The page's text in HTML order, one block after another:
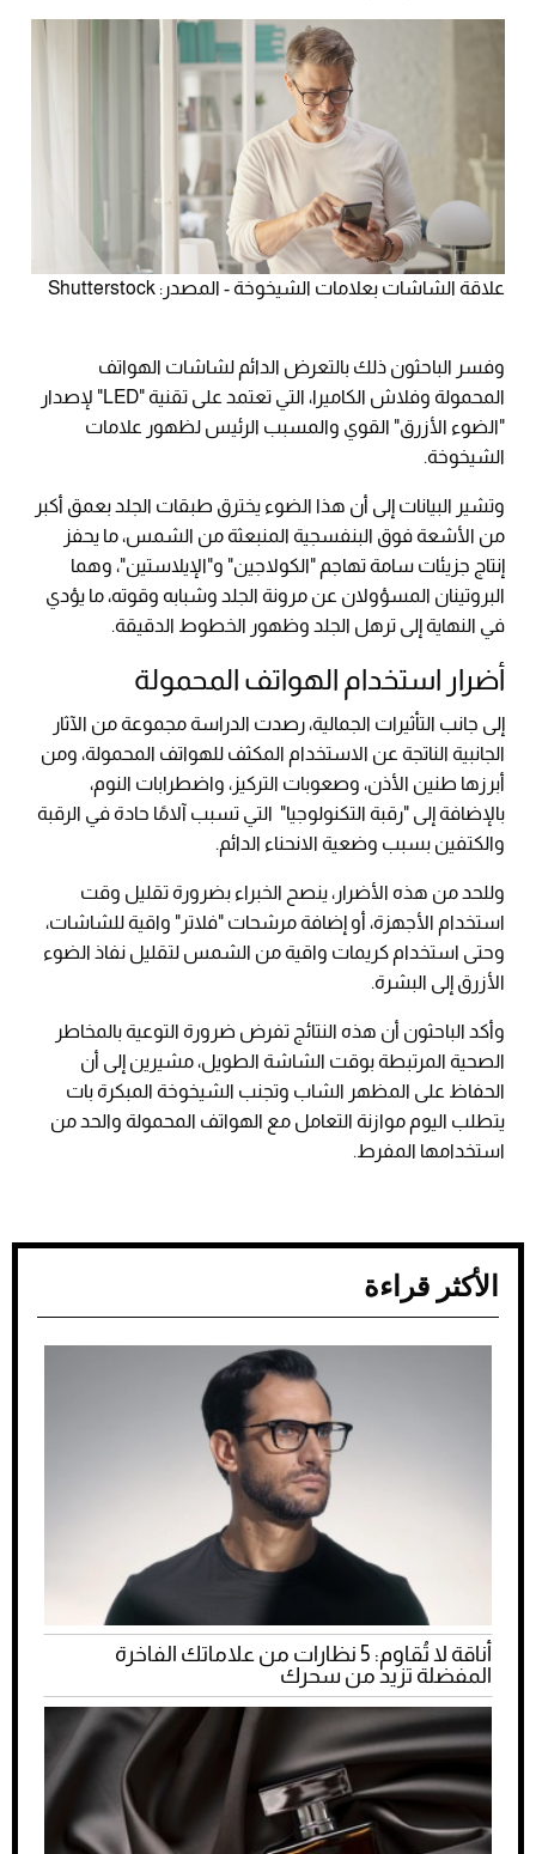
علاقة الشاشات بعلامات الشيخوخة - المصدر: Shutterstock
وفسر الباحثون ذلك بالتعرض الدائم لشاشات الهواتف
المحمولة وفلاش الكاميرا، التي تعتمد على تقنية "LED" لإصدار
"الضوء الأزرق" القوي والمسبب الرئيس لظهور علامات
الشيخوخة.
وتشير البيانات إلى أن هذا الضوء يخترق طبقات الجلد بعمق أكبر
من الأشعة فوق البنفسجية المنبعثة من الشمس، ما يحفز
إنتاج جزيئات سامة تهاجم "الكولاجين" و"الإيلاستين"، وهما
البروتينان المسؤولان عن مرونة الجلد وشبابه وقوته، ما يؤدي
في النهاية إلى ترهل الجلد وظهور الخطوط الدقيقة.
أضرار استخدام الهواتف المحمولة
إلى جانب التأثيرات الجمالية، رصدت الدراسة مجموعة من الآثار
الجانبية الناتجة عن الاستخدام المكثف للهواتف المحمولة، ومن
أبرزها طنين الأذن، وصعوبات التركيز، واضطرابات النوم،
بالإضافة إلى "رقبة التكنولوجيا" التي تسبب آلامًا حادة في الرقبة
والكتفين بسبب وضعية الانحناء الدائم.
وللحد من هذه الأضرار، ينصح الخبراء بضرورة تقليل وقت
استخدام الأجهزة، أو إضافة مرشحات "فلاتر" واقية للشاشات،
وحتى استخدام كريمات واقية من الشمس لتقليل نفاذ الضوء
الأزرق إلى البشرة.
وأكد الباحثون أن هذه النتائج تفرض ضرورة التوعية بالمخاطر
الصحية المرتبطة بوقت الشاشة الطويل، مشيرين إلى أن
الحفاظ على المظهر الشاب وتجنب الشيخوخة المبكرة بات
يتطلب اليوم موازنة التعامل مع الهواتف المحمولة والحد من
استخدامها المفرط.
الأكثر قراءة
أناقة لا تُقاوم: 5 نظارات من علاماتك الفاخرة
المفضلة تزيد من سحرك